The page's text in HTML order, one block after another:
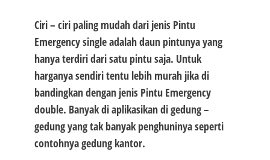
Ciri – ciri paling mudah dari jenis Pintu
Emergency single adalah daun pintunya yang
hanya terdiri dari satu pintu saja. Untuk
harganya sendiri tentu lebih murah jika di
bandingkan dengan jenis Pintu Emergency
double. Banyak di aplikasikan di gedung –
gedung yang tak banyak penghuninya seperti
contohnya gedung kantor.